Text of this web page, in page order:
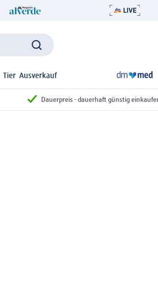
Tier Ausverkauf
Dauerpreis - dauerhaft günstig